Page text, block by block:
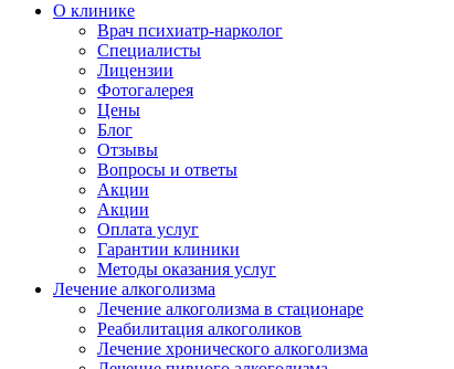
О клинике
Врач психиатр-нарколог
Специалисты
Лицензии
Фотогалерея
Цены
Блог
Отзывы
Вопросы и ответы
Акции
Акции
Оплата услуг
Гарантии клиники
Методы оказания услуг
Лечение алкоголизма
Лечение алкоголизма в стационаре
Реабилитация алкоголиков
Лечение хронического алкоголизма